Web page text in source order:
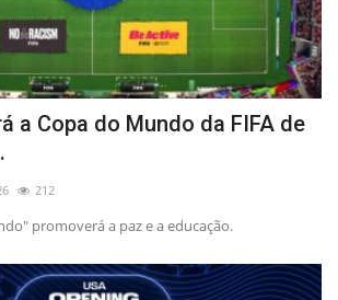
a Copa do Mundo da FIFA de
212
promoverá a paz e a educação.